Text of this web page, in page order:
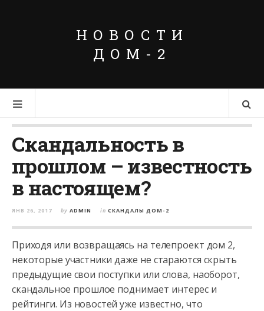
НОВОСТИ
ДОМ-2
Скандальность в
прошлом – известность
в настоящем?
ЯНВ 26, 2017 by ADMIN in СКАНДАЛЫ ДОМ-2
Приходя или возвращаясь на телепроект дом 2,
некоторые участники даже не стараются скрыть
предыдущие свои поступки или слова, наоборот,
скандальное прошлое поднимает интерес и
рейтинги. Из новостей уже известно, что